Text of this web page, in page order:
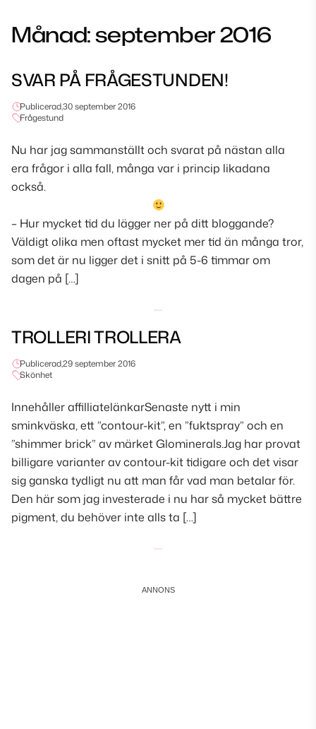
Månad:september 2016
SVAR PÅ FRÅGESTUNDEN!
Publicerad,30 september 2016
Frågestund
Nu har jag sammanställt och svarat på nästan alla
era frågor i alla fall, många var i princip likadana
också.
– Hur mycket tid du lägger ner på ditt bloggande?
Väldigt olika men oftast mycket mer tid än många tror,
som det är nu ligger det i snitt på 5-6 timmar om
dagen på […]
TROLLERI TROLLERA
Publicerad,29 september 2016
Skönhet
Innehåller affilliatelänkarSenaste nytt i min
sminkväska, ett ”contour-kit”, en ”fuktspray” och en
”shimmer brick” av märket Glominerals.Jag har provat
billigare varianter av contour-kit tidigare och det visar
sig ganska tydligt nu att man får vad man betalar för.
Den här som jag investerade i nu har så mycket bättre
pigment, du behöver inte alls ta […]